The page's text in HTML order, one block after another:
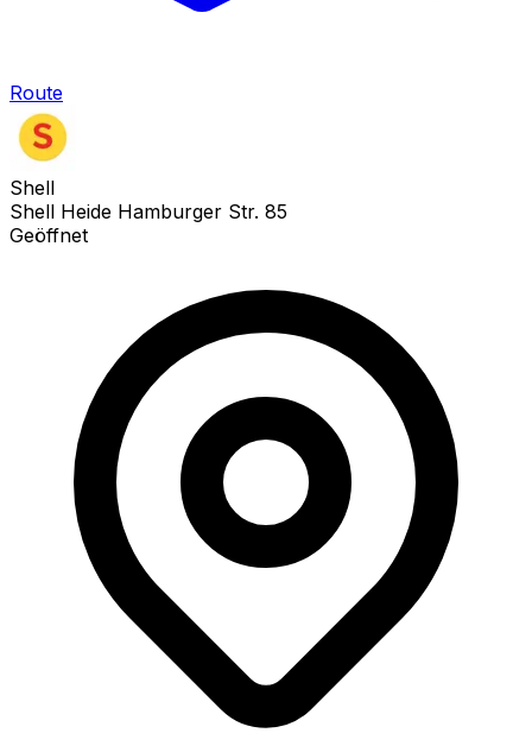
Route
Shell
Shell Heide Hamburger Str. 85
Geöffnet